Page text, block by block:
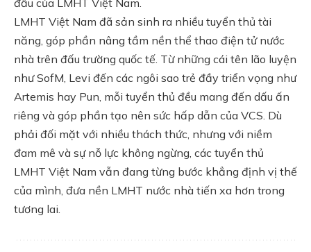
đầu của LMHT Việt Nam.
LMHT Việt Nam đã sản sinh ra nhiều tuyển thủ tài
năng, góp phần nâng tầm nền thể thao điện tử nước
nhà trên đấu trường quốc tế. Từ những cái tên lão luyện
như SofM, Levi đến các ngôi sao trẻ đầy triển vọng như
Artemis hay Pun, mỗi tuyển thủ đều mang đến dấu ấn
riêng và góp phần tạo nên sức hấp dẫn của VCS. Dù
phải đối mặt với nhiều thách thức, nhưng với niềm
đam mê và sự nỗ lực không ngừng, các tuyển thủ
LMHT Việt Nam vẫn đang từng bước khẳng định vị thế
của mình, đưa nền LMHT nước nhà tiến xa hơn trong
tương lai.